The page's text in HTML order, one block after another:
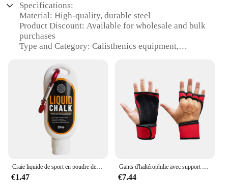
Specifications:
Material: High-quality, durable steel
Product Discount: Available for wholesale and bulk
purchases
Type and Category: Calisthenics equipment,
Design and Style: Ergonomically designed for
comfort and ease of use
Usage and Purpose: Ideal for strength training and
bodyweight exercises
Typical Adaptive Scenario: Suitable for home gyms,
fitness studios, and outdoor workouts
Shape or Size or Weight or Quantity: Available in a
variety of sizes and weights to suit different fitness
Features:
|Vendors|
Craie liquide de sport en poudre de magnésium, crème de levage de poids, levage de poids de fitness, poignée d'escalade, sports de gym, 30 ml, 50 ml, 100ml
€1.47
Gants d'haltérophilie avec support de poignet, gants d'entraînement, gants de gym, parfaits pour l'entraînement croisé, les côtes levées, Calisnatale ics et la salle de sport
€7.44